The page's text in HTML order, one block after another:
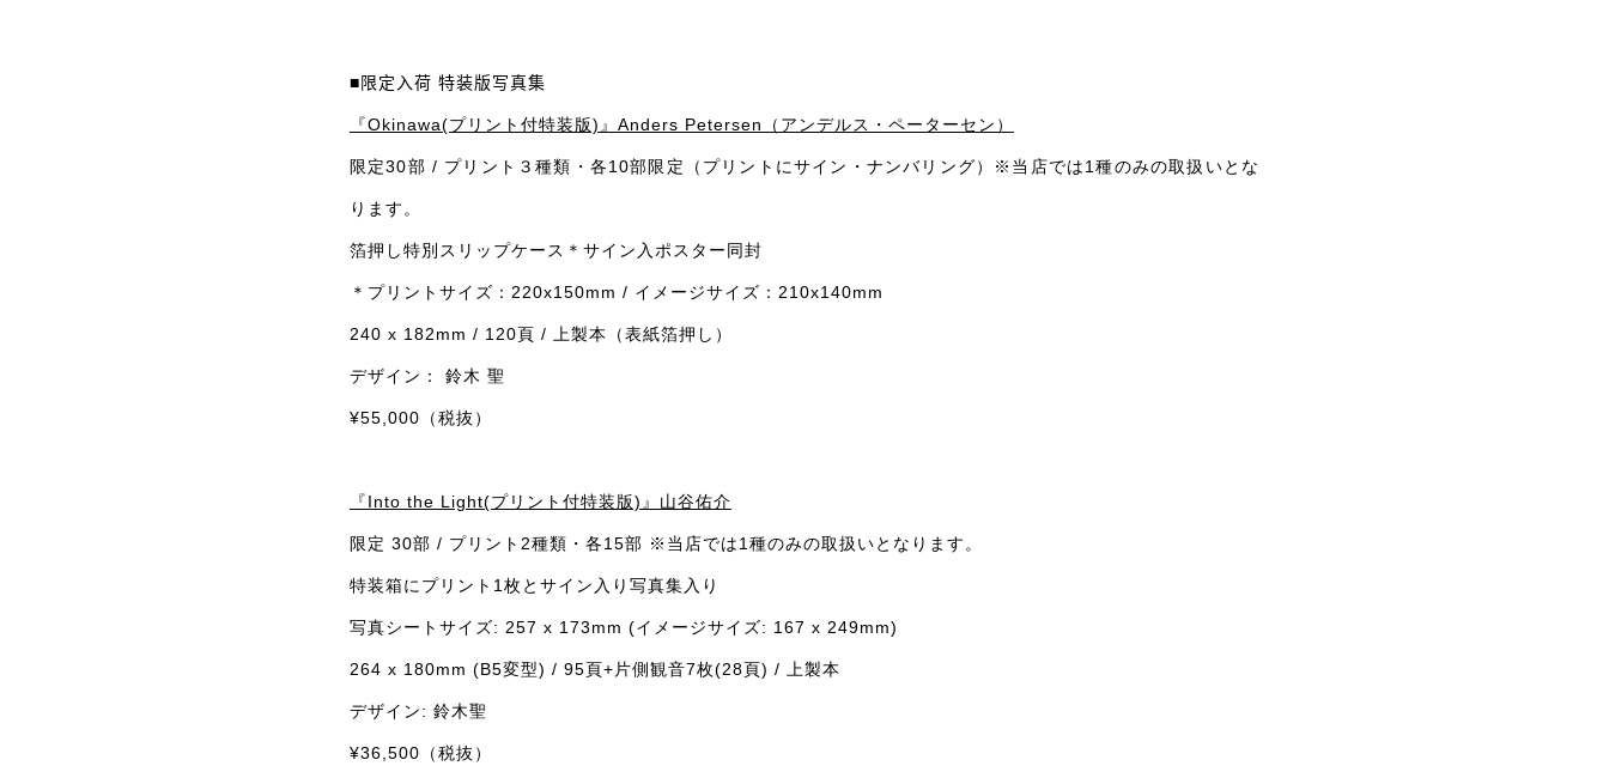
■限定入荷 特装版写真集
『Okinawa(プリント付特装版)』Anders Petersen（アンデルス・ペーターセン）
限定30部 / プリント３種類・各10部限定（プリントにサイン・ナンバリング）※当店では1種のみの取扱いとな
ります。
箔押し特別スリップケース＊サイン入ポスター同封
＊プリントサイズ：220x150mm / イメージサイズ：210x140mm
240 x 182mm / 120頁 / 上製本（表紙箔押し）
デザイン： 鈴木 聖
¥55,000 （税抜）
『Into the Light(プリント付特装版)』山谷佑介
限定 30部 / プリント2種類・各15部 ※当店では1種のみの取扱いとなります。
特装箱にプリント1枚とサイン入り写真集入り
写真シートサイズ: 257 x 173mm (イメージサイズ: 167 x 249mm)
264 x 180mm (B5変型) / 95頁+片側観音7枚(28頁) / 上製本
デザイン: 鈴木聖
¥36,500 （税抜）